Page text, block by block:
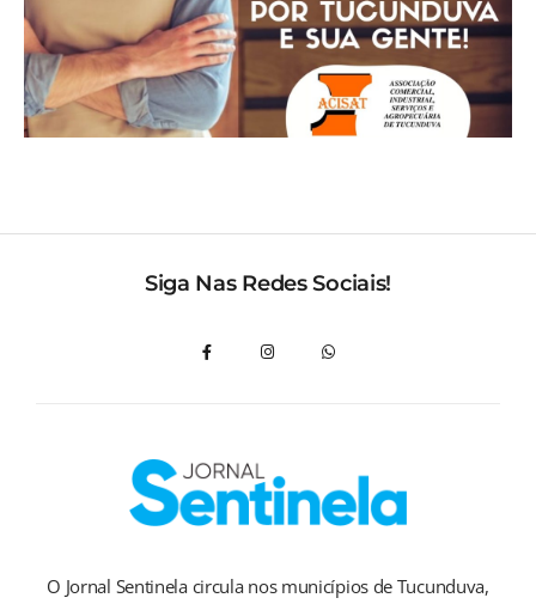
Siga Nas Redes Sociais!
O Jornal Sentinela circula nos municípios de Tucunduva,